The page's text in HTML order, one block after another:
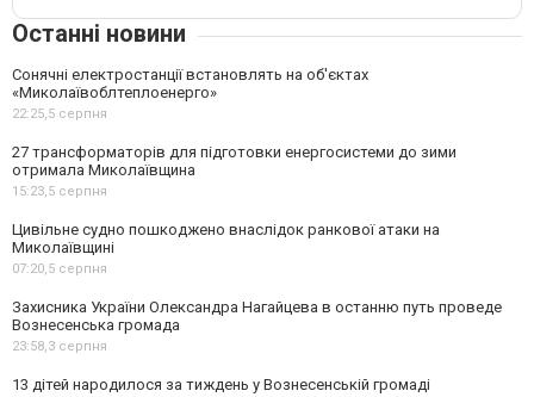
Останні новини
Сонячні електростанції встановлять на об'єктах
«Миколаївоблтеплоенерго»
22:25,5 серпня
27 трансформаторів для підготовки енергосистеми до зими
отримала Миколаївщина
15:23,5 серпня
Цивільне судно пошкоджено внаслідок ранкової атаки на
Миколаївщині
07:20,5 серпня
Захисника України Олександра Нагайцева в останню путь проведе
Вознесенська громада
23:58,3 серпня
13 дітей народилося за тиждень у Вознесенській громаді